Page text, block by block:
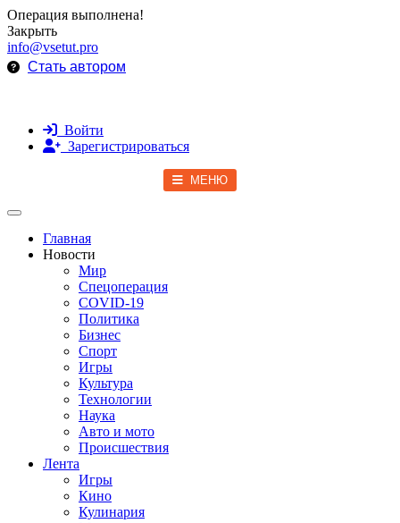
Операция выполнена!
Закрыть
info@vsetut.pro
Стать автором
Войти
Зарегистрироваться
МЕНЮ
Toggle navigation
Главная
Новости
Мир
Спецоперация
COVID-19
Политика
Бизнес
Спорт
Игры
Культура
Технологии
Наука
Авто и мото
Происшествия
Лента
Игры
Кино
Кулинария